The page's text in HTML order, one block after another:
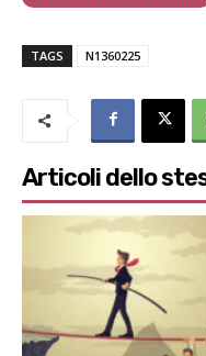
TAGS N1360225
Articoli dello